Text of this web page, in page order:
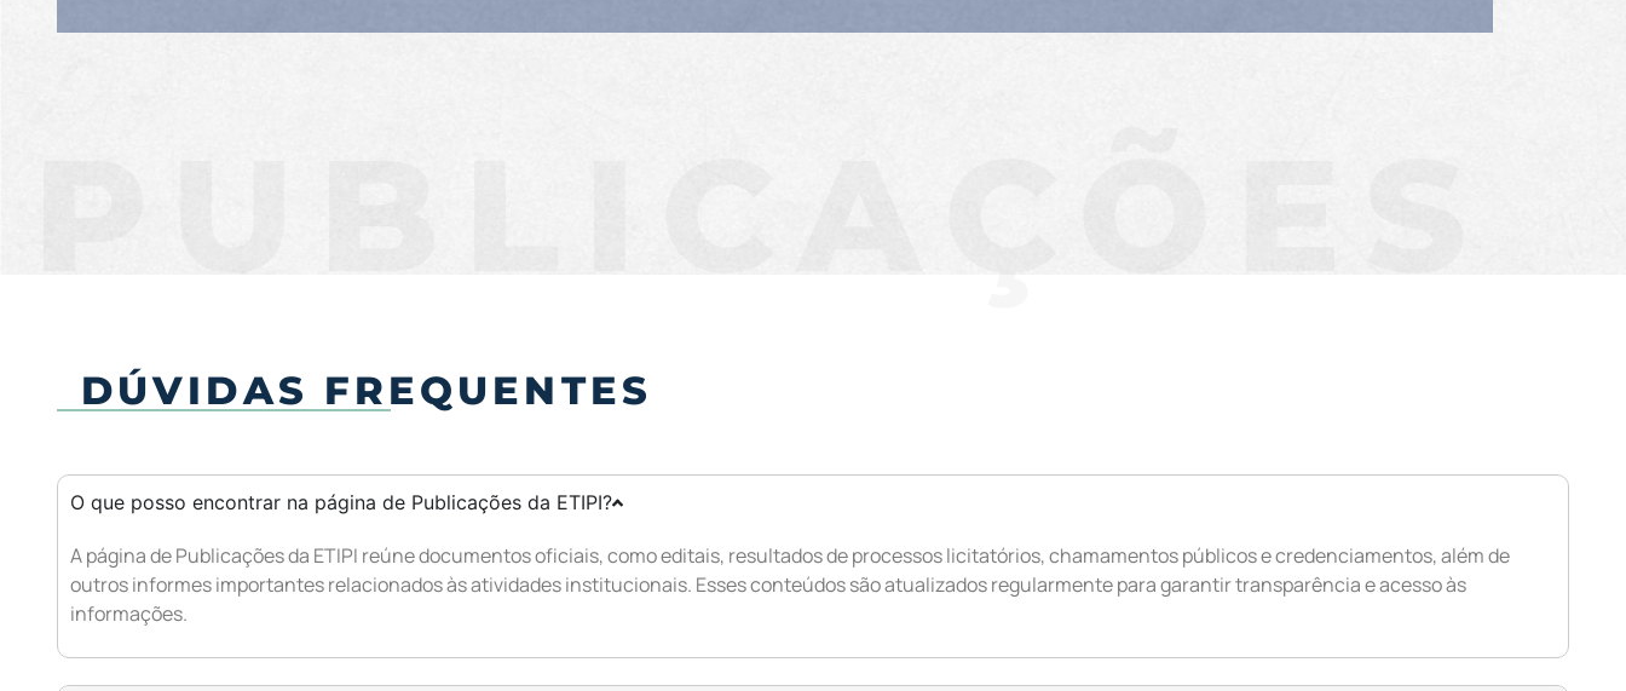
PUBLICAÇÕES
DÚVIDAS FREQUENTES
O que posso encontrar na página de Publicações da ETIPI?
A página de Publicações da ETIPI reúne documentos oficiais, como editais, resultados de processos licitatórios, chamamentos públicos e credenciamentos, além de
outros informes importantes relacionados às atividades institucionais. Esses conteúdos são atualizados regularmente para garantir transparência e acesso às
informações.